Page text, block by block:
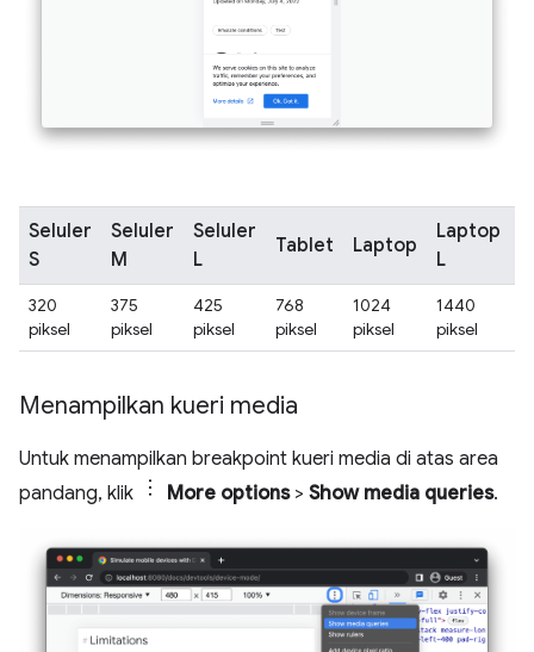
Seluler
S
Seluler
M
Seluler
L
Tablet Laptop
Laptop
L
320
piksel
375
piksel
425
piksel
768
piksel
1024
piksel
1440
piksel
Menampilkan kueri media
Untuk menampilkan breakpoint kueri media di atas area
pandang, klik
More options> Show media queries.